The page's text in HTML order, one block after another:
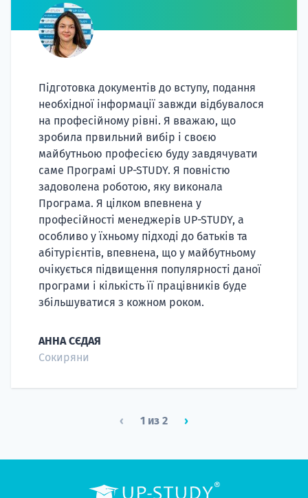
Підготовка документів до вступу, подання
необхідної інформації завжди відбувалося
на професійному рівні. Я вважаю, що
зробила првильний вибір і своєю
майбутньою професією буду завдячувати
саме Програмі UP-STUDY. Я повністю
задоволена роботою, яку виконала
Програма. Я цілком впевнена у
професійності менеджерів UP-STUDY, а
особливо у їхньому підході до батьків та
абітурієнтів, впевнена, що у майбутньому
очікується підвищення популярності даної
програми і кількість її працівників буде
збільшуватися з кожном роком.
АННА СЄДАЯ
Сокиряни
‹ 1 из 2 ›